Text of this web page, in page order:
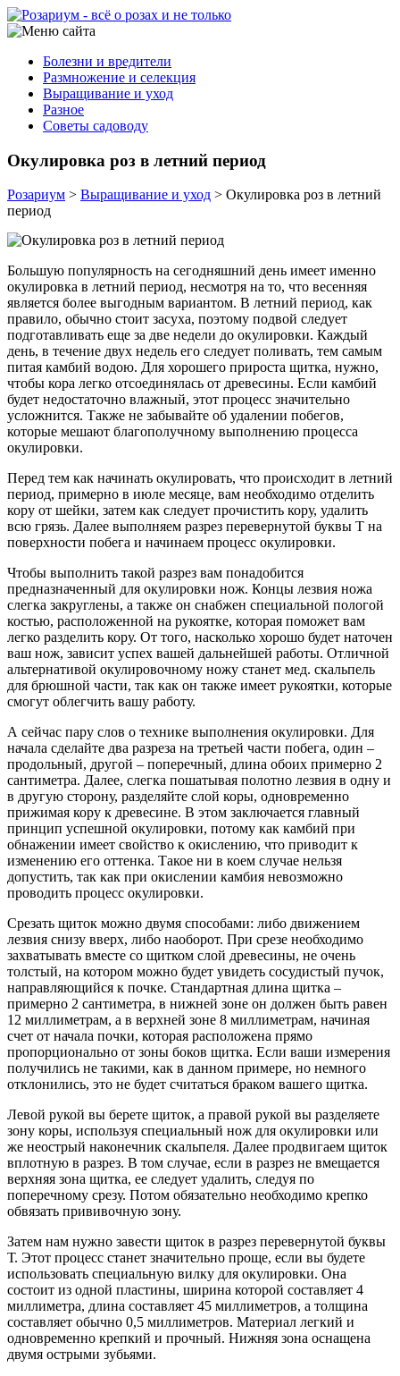
Болезни и вредители
Размножение и селекция
Выращивание и уход
Разное
Советы садоводу
Окулировка роз в летний период
Розариум > Выращивание и уход > Окулировка роз в летний
период
Большую популярность на сегодняшний день имеет именно
окулировка в летний период, несмотря на то, что весенняя
является более выгодным вариантом. В летний период, как
правило, обычно стоит засуха, поэтому подвой следует
подготавливать еще за две недели до окулировки. Каждый
день, в течение двух недель его следует поливать, тем самым
питая камбий водою. Для хорошего прироста щитка, нужно,
чтобы кора легко отсоединялась от древесины. Если камбий
будет недостаточно влажный, этот процесс значительно
усложнится. Также не забывайте об удалении побегов,
которые мешают благополучному выполнению процесса
окулировки.
Перед тем как начинать окулировать, что происходит в летний
период, примерно в июле месяце, вам необходимо отделить
кору от шейки, затем как следует прочистить кору, удалить
всю грязь. Далее выполняем разрез перевернутой буквы Т на
поверхности побега и начинаем процесс окулировки.
Чтобы выполнить такой разрез вам понадобится
предназначенный для окулировки нож. Концы лезвия ножа
слегка закруглены, а также он снабжен специальной пологой
костью, расположенной на рукоятке, которая поможет вам
легко разделить кору. От того, насколько хорошо будет наточен
ваш нож, зависит успех вашей дальнейшей работы. Отличной
альтернативой окулировочному ножу станет мед. скальпель
для брюшной части, так как он также имеет рукоятки, которые
смогут облегчить вашу работу.
А сейчас пару слов о технике выполнения окулировки. Для
начала сделайте два разреза на третьей части побега, один –
продольный, другой – поперечный, длина обоих примерно 2
сантиметра. Далее, слегка пошатывая полотно лезвия в одну и
в другую сторону, разделяйте слой коры, одновременно
прижимая кору к древесине. В этом заключается главный
принцип успешной окулировки, потому как камбий при
обнажении имеет свойство к окислению, что приводит к
изменению его оттенка. Такое ни в коем случае нельзя
допустить, так как при окислении камбия невозможно
проводить процесс окулировки.
Срезать щиток можно двумя способами: либо движением
лезвия снизу вверх, либо наоборот. При срезе необходимо
захватывать вместе со щитком слой древесины, не очень
толстый, на котором можно будет увидеть сосудистый пучок,
направляющийся к почке. Стандартная длина щитка –
примерно 2 сантиметра, в нижней зоне он должен быть равен
12 миллиметрам, а в верхней зоне 8 миллиметрам, начиная
счет от начала почки, которая расположена прямо
пропорционально от зоны боков щитка. Если ваши измерения
получились не такими, как в данном примере, но немного
отклонились, это не будет считаться браком вашего щитка.
Левой рукой вы берете щиток, а правой рукой вы разделяете
зону коры, используя специальный нож для окулировки или
же неострый наконечник скальпеля. Далее продвигаем щиток
вплотную в разрез. В том случае, если в разрез не вмещается
верхняя зона щитка, ее следует удалить, следуя по
поперечному срезу. Потом обязательно необходимо крепко
обвязать прививочную зону.
Затем нам нужно завести щиток в разрез перевернутой буквы
Т. Этот процесс станет значительно проще, если вы будете
использовать специальную вилку для окулировки. Она
состоит из одной пластины, ширина которой составляет 4
миллиметра, длина составляет 45 миллиметров, а толщина
составляет обычно 0,5 миллиметров. Материал легкий и
одновременно крепкий и прочный. Нижняя зона оснащена
двумя острыми зубьями.